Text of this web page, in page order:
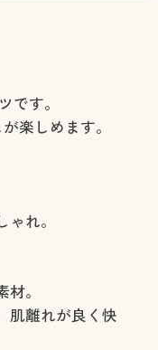
です。
楽しめます。
れ。
。
肌離れが良く快